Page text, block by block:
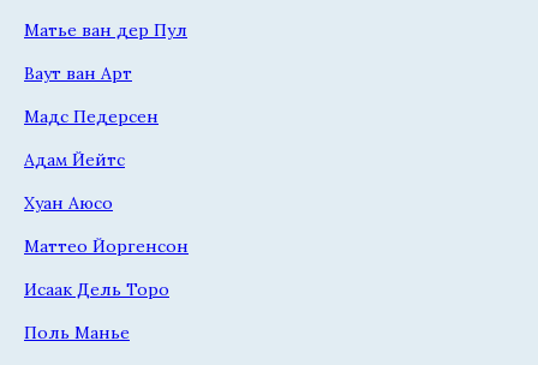
Матье ван дер Пул
Ваут ван Арт
Мадс Педерсен
Адам Йейтс
Хуан Аюсо
Маттео Йоргенсон
Исаак Дель Торо
Поль Манье